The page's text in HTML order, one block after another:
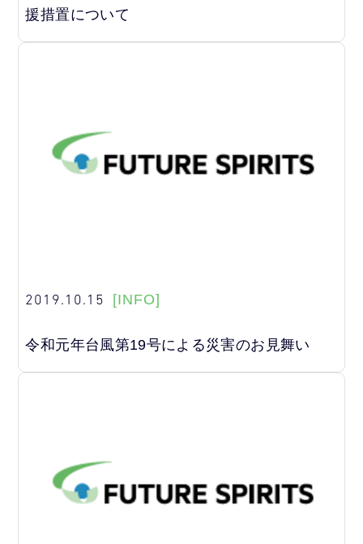
援措置について
2019.10.15 [INFO]
令和元年台風第19号による災害のお見舞い